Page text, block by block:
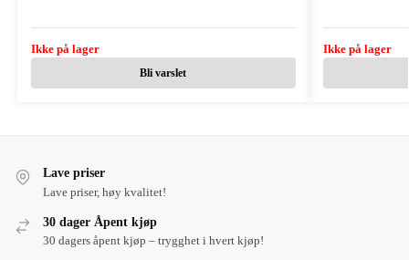
Ikke på lager
Bli varslet
Ikke på lager
Lave priser
Lave priser, høy kvalitet!
30 dager Åpent kjøp
30 dagers åpent kjøp – trygghet i hvert kjøp!